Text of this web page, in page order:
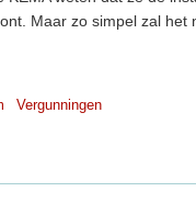
Maar zo simpel zal het
Vergunningen